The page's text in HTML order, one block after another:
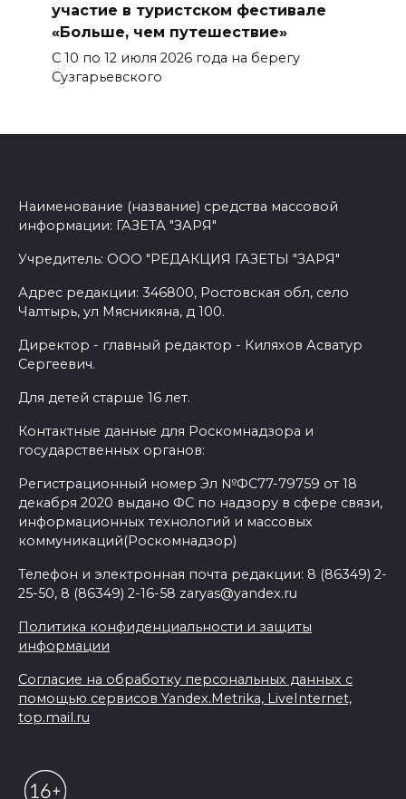
участие в туристском фестивале
«Больше, чем путешествие»
С 10 по 12 июля 2026 года на берегу
Сузгарьевского
Наименование (название) средства массовой
информации: ГАЗЕТА "ЗАРЯ"
Учредитель: ООО "РЕДАКЦИЯ ГАЗЕТЫ "ЗАРЯ"
Адрес редакции: 346800, Ростовская обл, село
Чалтырь, ул Мясникяна, д 100.
Директор - главный редактор - Киляхов Асватур
Сергеевич.
Для детей старше 16 лет.
Контактные данные для Роскомнадзора и
государственных органов:
Регистрационный номер Эл №ФС77-79759 от 18
декабря 2020 выдано ФС по надзору в сфере связи,
информационных технологий и массовых
коммуникаций(Роскомнадзор)
Телефон и электронная почта редакции: 8 (86349) 2-
25-50, 8 (86349) 2-16-58 zaryas@yandex.ru
Политика конфиденциальности и защиты
информации
Согласие на обработку персональных данных с
помощью сервисов Yandex.Metrika, LiveInternet,
top.mail.ru